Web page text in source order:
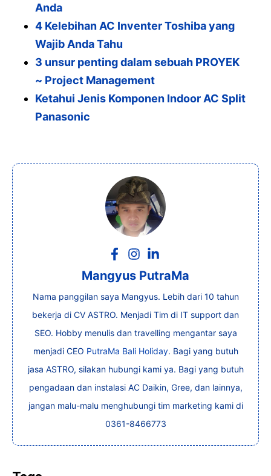
Anda
4 Kelebihan AC Inventer Toshiba yang
Wajib Anda Tahu
3 unsur penting dalam sebuah PROYEK
~ Project Management
Ketahui Jenis Komponen Indoor AC Split
Panasonic
Mangyus PutraMa
Nama panggilan saya Mangyus. Lebih dari 10 tahun
bekerja di CV ASTRO. Menjadi Tim di IT support dan
SEO. Hobby menulis dan travelling mengantar saya
menjadi CEO PutraMa Bali Holiday. Bagi yang butuh
jasa ASTRO, silakan hubungi kami ya. Bagi yang butuh
pengadaan dan instalasi AC Daikin, Gree, dan lainnya,
jangan malu-malu menghubungi tim marketing kami di
0361-8466773